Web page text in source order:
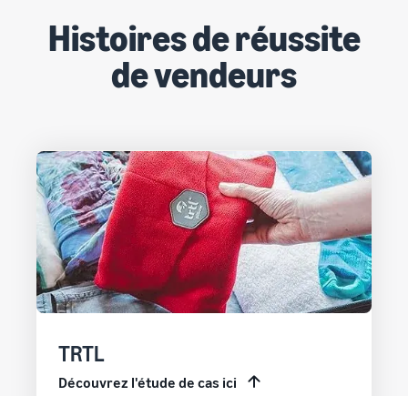
Histoires de réussite
de vendeurs
TRTL
Découvrez l'étude de cas ici